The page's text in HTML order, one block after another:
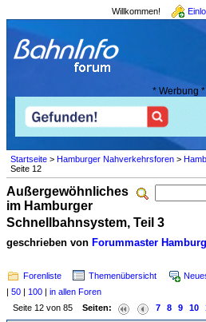
Willkommen!
* Werbung *
Startseite > Hamburger Nahverkehrsforen >
Seite 12
Außergewöhnliches
im Hamburger
Schnellbahnsystem, Teil 3
geschrieben von Forummaster Hamburg
Forenliste Themenübersicht
| 50 | 100 | in allen Foren
Seite 12 von 85 Seiten: 7 8 9 10